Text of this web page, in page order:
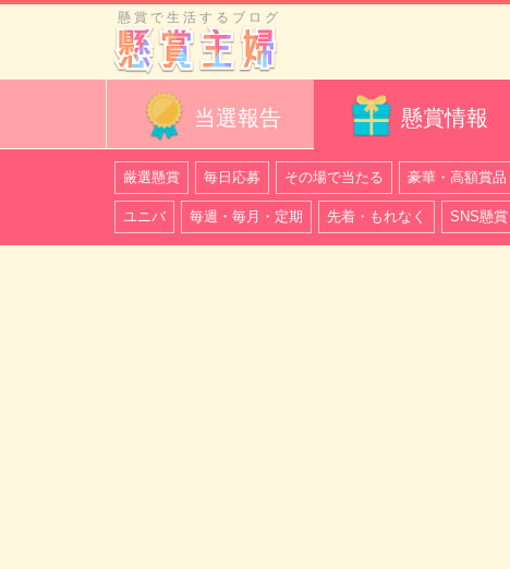
懸賞で生活するブログ
当選報告 懸賞情報
厳選懸賞 毎日応募 その場で当たる 豪華・高額賞品
ユニバ 毎週・毎月・定期 先着・もれなく SNS懸賞